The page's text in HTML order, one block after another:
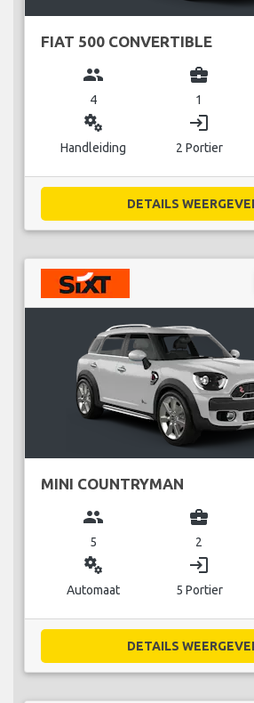
FIAT 500 CONVERTIBLE
group
4
business_center
1
miscellaneous_services
Handleiding
login
2 Portier
DETAILS
MINI COUNTRYMAN
group
5
business_center
2
miscellaneous_services
Automaat
login
5 Portier
DETAILS